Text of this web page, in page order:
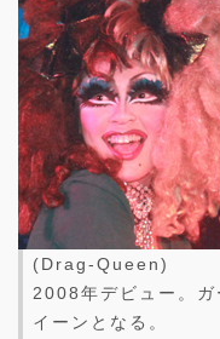
(Drag-Queen)
2008年デビュー。ガ
イーンとなる。